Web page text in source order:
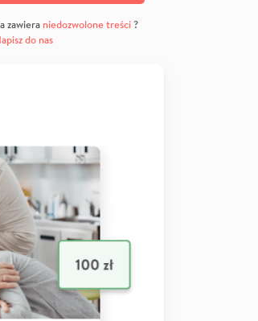
zawiera niedozwolone treści?
do nas